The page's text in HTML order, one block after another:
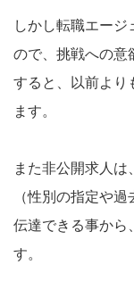
しかし転職エー
ので、挑戦への意
すると、以前より
ます。
また非公開求人
（性別の指定や
伝達できる事から
す。